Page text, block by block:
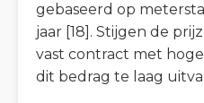
gebaseerd op
jaar [18]. Stijgen de
vast contract met
dit bedrag te laag